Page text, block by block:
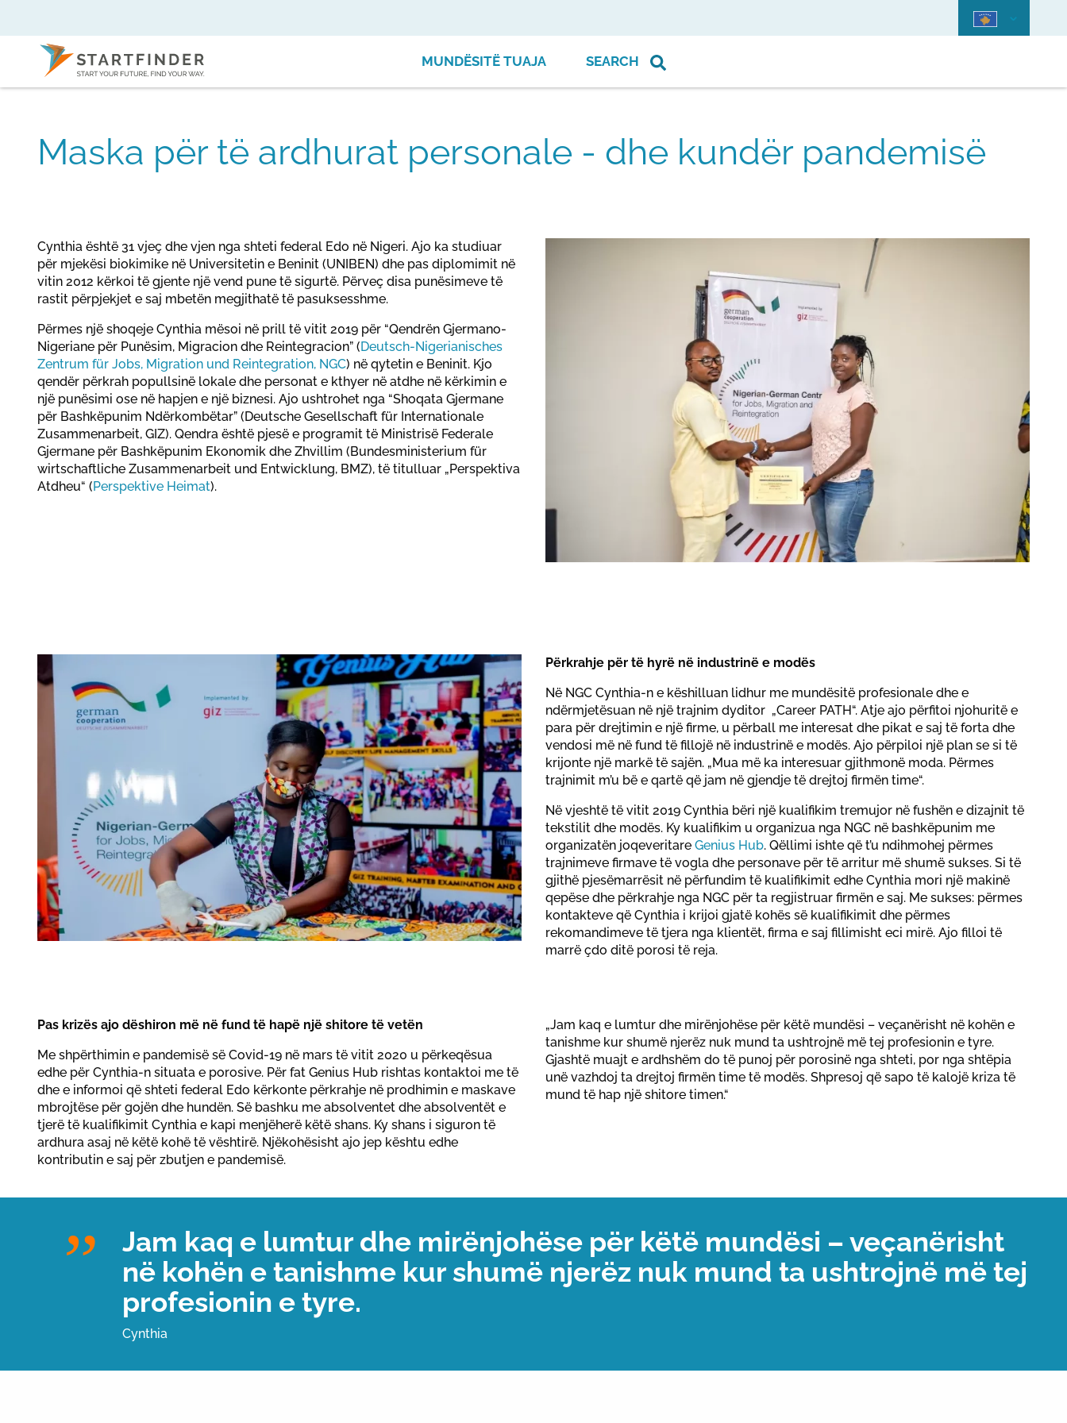
MUNDËSITË TUAJA SEARCH
Maska për të ardhurat personale - dhe kundër pandemisë
Cynthia është 31 vjeç dhe vjen nga shteti federal Edo në Nigeri. Ajo ka studiuar
për mjekësi biokimike në Universitetin e Beninit (UNIBEN) dhe pas diplomimit në
vitin 2012 kërkoi të gjente një vend pune të sigurtë. Përveç disa punësimeve të
rastit përpjekjet e saj mbetën megjithatë të pasuksesshme.
Përmes një shoqeje Cynthia mësoi në prill të vitit 2019 për “Qendrën Gjermano-
Nigeriane për Punësim, Migracion dhe Reintegracion” (Deutsch-Nigerianisches
Zentrum für Jobs, Migration und Reintegration, NGC) në qytetin e Beninit. Kjo
qendër përkrah popullsinë lokale dhe personat e kthyer në atdhe në kërkimin e
një punësimi ose në hapjen e një biznesi. Ajo ushtrohet nga “Shoqata Gjermane
për Bashkëpunim Ndërkombëtar” (Deutsche Gesellschaft für Internationale
Zusammenarbeit, GIZ). Qendra është pjesë e programit të Ministrisë Federale
Gjermane për Bashkëpunim Ekonomik dhe Zhvillim (Bundesministerium für
wirtschaftliche Zusammenarbeit und Entwicklung, BMZ), të titulluar „Perspektiva
Atdheu“ (Perspektive Heimat).
Përkrahje për të hyrë në industrinë e modës
Në NGC Cynthia-n e këshilluan lidhur me mundësitë profesionale dhe e
ndërmjetësuan në një trajnim dyditor „Career PATH“. Atje ajo përfitoi njohuritë e
para për drejtimin e një firme, u përball me interesat dhe pikat e saj të forta dhe
vendosi më në fund të fillojë në industrinë e modës. Ajo përpiloi një plan se si të
krijonte një markë të sajën. „Mua më ka interesuar gjithmonë moda. Përmes
trajnimit m’u bë e qartë që jam në gjendje të drejtoj firmën time“.
Në vjeshtë të vitit 2019 Cynthia bëri një kualifikim tremujor në fushën e dizajnit të
tekstilit dhe modës. Ky kualifikim u organizua nga NGC në bashkëpunim me
organizatën joqeveritare Genius Hub. Qëllimi ishte që t’u ndihmohej përmes
trajnimeve firmave të vogla dhe personave për të arritur më shumë sukses. Si të
gjithë pjesëmarrësit në përfundim të kualifikimit edhe Cynthia mori një makinë
qepëse dhe përkrahje nga NGC për ta regjistruar firmën e saj. Me sukses: përmes
kontakteve që Cynthia i krijoi gjatë kohës së kualifikimit dhe përmes
rekomandimeve të tjera nga klientët, firma e saj fillimisht eci mirë. Ajo filloi të
marrë çdo ditë porosi të reja.
Pas krizës ajo dëshiron më në fund të hapë një shitore të vetën
Me shpërthimin e pandemisë së Covid-19 në mars të vitit 2020 u përkeqësua
edhe për Cynthia-n situata e porosive. Për fat Genius Hub rishtas kontaktoi me të
dhe e informoi që shteti federal Edo kërkonte përkrahje në prodhimin e maskave
mbrojtëse për gojën dhe hundën. Së bashku me absolventet dhe absolventët e
tjerë të kualifikimit Cynthia e kapi menjëherë këtë shans. Ky shans i siguron të
ardhura asaj në këtë kohë të vështirë. Njëkohësisht ajo jep kështu edhe
kontributin e saj për zbutjen e pandemisë.
„Jam kaq e lumtur dhe mirënjohëse për këtë mundësi – veçanërisht në kohën e
tanishme kur shumë njerëz nuk mund ta ushtrojnë më tej profesionin e tyre.
Gjashtë muajt e ardhshëm do të punoj për porosinë nga shteti, por nga shtëpia
unë vazhdoj ta drejtoj firmën time të modës. Shpresoj që sapo të kalojë kriza të
mund të hap një shitore timen.“
Jam kaq e lumtur dhe mirënjohëse për këtë mundësi – veçanërisht
në kohën e tanishme kur shumë njerëz nuk mund ta ushtrojnë më tej
profesionin e tyre.
Cynthia